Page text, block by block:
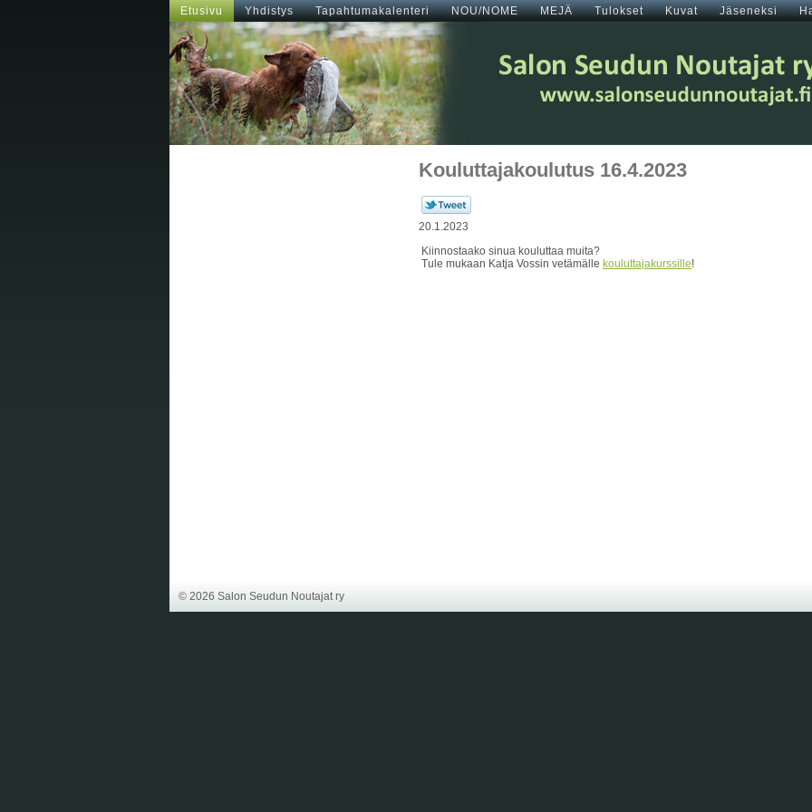
Etusivu Yhdistys Tapahtumakalenteri NOU/NOME MEJÄ Tulokset Kuvat Jäseneksi
Kouluttajakoulutus 16.4.2023
20.1.2023
Kiinnostaako sinua kouluttaa muita?
Tule mukaan Katja Vossin vetämälle kouluttajakurssille!
© 2026 Salon Seudun Noutajat ry